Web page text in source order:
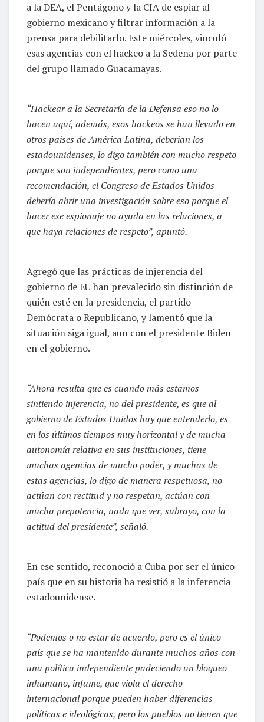
a la DEA, el Pentágono y la CIA de espiar al
gobierno mexicano y filtrar información a la
prensa para debilitarlo. Este miércoles, vinculó
esas agencias con el hackeo a la Sedena por parte
del grupo llamado Guacamayas.
“Hackear a la Secretaría de la Defensa eso no lo
hacen aquí, además, esos hackeos se han llevado en
otros países de América Latina, deberían los
estadounidenses, lo digo también con mucho respeto
porque son independientes, pero como una
recomendación, el Congreso de Estados Unidos
debería abrir una investigación sobre eso porque el
hacer ese espionaje no ayuda en las relaciones, a
que haya relaciones de respeto”, apuntó.
Agregó que las prácticas de injerencia del
gobierno de EU han prevalecido sin distinción de
quién esté en la presidencia, el partido
Demócrata o Republicano, y lamentó que la
situación siga igual, aun con el presidente Biden
en el gobierno.
“Ahora resulta que es cuando más estamos
sintiendo injerencia, no del presidente, es que al
gobierno de Estados Unidos hay que entenderlo, es
en los últimos tiempos muy horizontal y de mucha
autonomía relativa en sus instituciones, tiene
muchas agencias de mucho poder, y muchas de
estas agencias, lo digo de manera respetuosa, no
actúan con rectitud y no respetan, actúan con
mucha prepotencia, nada que ver, subrayo, con la
actitud del presidente”, señaló.
En ese sentido, reconoció a Cuba por ser el único
país que en su historia ha resistió a la inferencia
estadounidense.
“Podemos o no estar de acuerdo, pero es el único
país que se ha mantenido durante muchos años con
una política independiente padeciendo un bloqueo
inhumano, infame, que viola el derecho
internacional porque pueden haber diferencias
políticas e ideológicas, pero los pueblos no tienen que